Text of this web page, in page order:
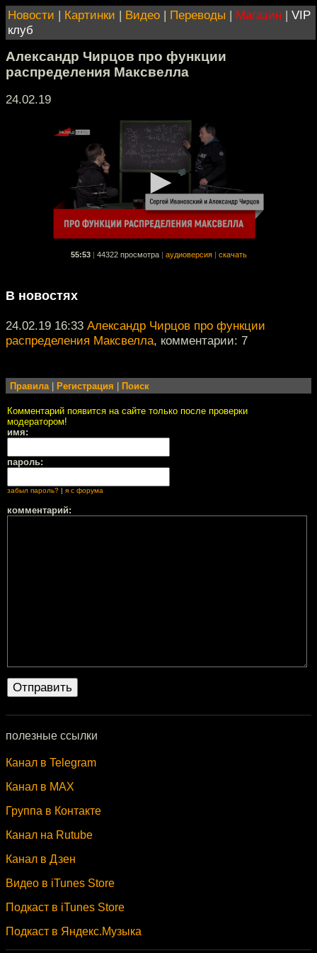
Новости | Картинки | Видео | Переводы | Магазин | VIP
клуб
Александр Чирцов про функции
распределения Максвелла
24.02.19
55:53 44322 просмотра аудиоверсия скачать
В новостях
24.02.19 16:33 Александр Чирцов про функции
распределения Максвелла, комментарии: 7
Правила| Регистрация Поиск
Комментарий появится на сайте только после проверки
модератором!
имя:
пароль:
забыл пароль? я с форума
комментарий:
полезные ссылки
Канал в Telegram
Канал в MAX
Группа в Контакте
Канал на Rutube
Канал в Дзен
Видео в iTunes Store
Подкаст в iTunes Store
Подкаст в Яндекс.Музыка